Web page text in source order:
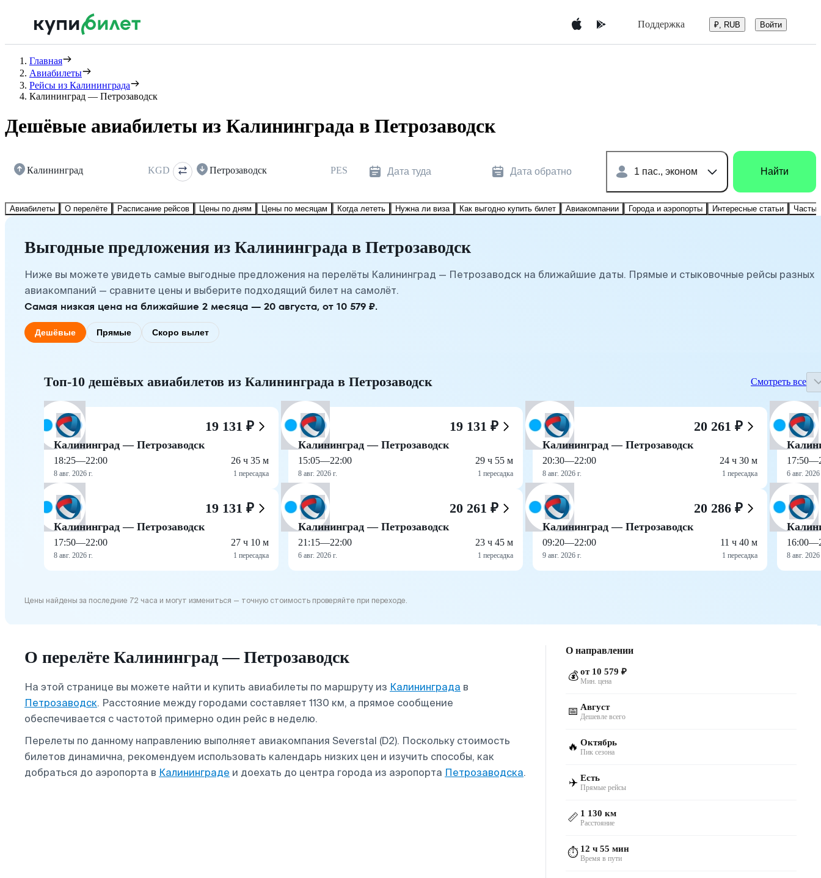
Поддержка ₽, RUB Войти
Главная
Авиабилеты
Рейсы из Калининграда
Калининград — Петрозаводск
Дешёвые авиабилеты из Калининграда в Петрозаводск
Калининград KGD Петрозаводск PES Дата туда Дата обратно 1 пас., эконом Найти
Авиабилеты О перелёте Расписание рейсов Цены по дням Цены по месяцам Когда лететь Нужна ли виза Как выгодно купить билет Авиакомпании Города и аэропорты Интересные статьи
Выгодные предложения из Калининграда в Петрозаводск
Ниже вы можете увидеть самые выгодные предложения на перелёты Калининград — Петрозаводск на ближайшие даты. Прямые и стыковочные рейсы разных
авиакомпаний — сравните цены и выберите подходящий билет на самолёт.
Самая низкая цена на ближайшие 2 месяца — 20 августа, от 10 579 ₽.
Дешёвые Прямые Скоро вылет
Топ-10 дешёвых авиабилетов из Калининграда в Петрозаводск Смотреть все
19 131 ₽
Калининград — Петрозаводск
18:25—22:00
8 авг. 2026 г.
26 ч 35 м
1 пересадка
19 131 ₽
Калининград — Петрозаводск
17:50—22:00
8 авг. 2026 г.
27 ч 10 м
1 пересадка
19 131 ₽
Калининград — Петрозаводск
15:05—22:00
8 авг. 2026 г.
29 ч 55 м
1 пересадка
20 261 ₽
Калининград — Петрозаводск
21:15—22:00
6 авг. 2026 г.
23 ч 45 м
1 пересадка
20 261 ₽
Калининград — Петрозаводск
20:30—22:00
8 авг. 2026 г.
24 ч 30 м
1 пересадка
20 286 ₽
Калининград — Петрозаводск
09:20—22:00
9 авг. 2026 г.
11 ч 40 м
1 пересадка
17:50—
6 авг. 2026
16:00—
8 авг. 2026
Цены найдены за последние 72 часа и могут измениться — точную стоимость проверяйте при переходе.
О перелёте Калининград — Петрозаводск
На этой странице вы можете найти и купить авиабилеты по маршруту из Калининграда в
Петрозаводск. Расстояние между городами составляет 1130 км, а прямое сообщение
обеспечивается с частотой примерно один рейс в неделю.
Перелеты по данному направлению выполняет авиакомпания Severstal (D2). Поскольку стоимость
билетов динамична, рекомендуем использовать календарь низких цен и изучить способы, как
добраться до аэропорта в Калининграде и доехать до центра города из аэропорта Петрозаводска.
О направлении
💰 от 10 579 ₽
Мин. цена
📅 Август
Дешевле всего
🔥 Октябрь
Пик сезона
✈️ Есть
Прямые рейсы
📏 1 130 км
Расстояние
⏱️ 12 ч 55 мин
Время в пути